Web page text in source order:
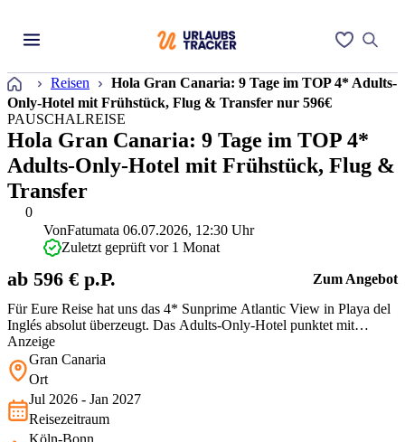
Startseite
Reisen
Hola Gran Canaria: 9 Tage im TOP 4* Adults-
Only-Hotel mit Frühstück, Flug & Transfer nur 596€
0
PAUSCHALREISE
Hola Gran Canaria: 9 Tage im TOP 4*
Adults-Only-Hotel mit Frühstück, Flug &
Transfer
Für Eure Reise hat uns das 4* Sunprime Atlantic View in Playa del
Inglés absolut überzeugt. Das Adults-Only-Hotel punktet mit
ruhigen Pools und eigener Kochnische. In Anbetracht der teuren
Sommersaison ist das Angebot samt Flug und Frühstück für diese
Lage im Mai ein extrem fairer Deal.
VonFatumata 06.07.2026, 12:30 Uhr
Zuletzt geprüft vor 1 Monat
ab 596 € p.P. Zum Angebot
Anzeige
Gran Canaria
Ort
Jul 2026 - Jan 2027
Reisezeitraum
Köln-Bonn